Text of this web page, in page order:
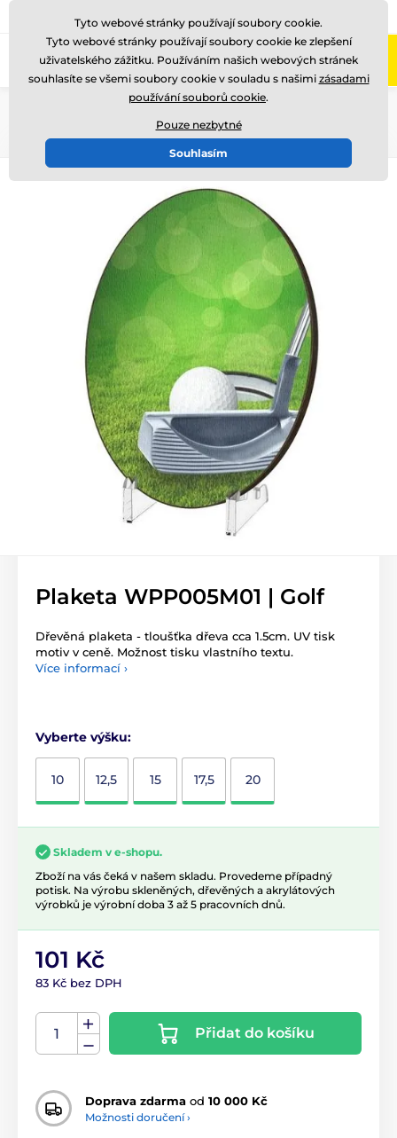
Zavolejte nám (Po-Pá 8-17)
Plaketa WPP005M01 | Golf
Dřevěná plaketa - tloušťka dřeva cca 1.5cm. UV tisk
motiv v ceně. Možnost tisku vlastního textu.
Více informací ›
Vyberte výšku:
10 12,5 15 17,5 20
Skladem v e-shopu.
Zboží na vás čeká v našem skladu. Provedeme případný
potisk. Na výrobu skleněných, dřevěných a akrylátových
výrobků je výrobní doba 3 až 5 pracovních dnů.
101 Kč
83 Kč bez DPH
Přidat do košíku
Doprava zdarma od 10 000 Kč
Možnosti doručení ›
Tyto webové stránky používají soubory cookie.
Tyto webové stránky používají soubory cookie ke zlepšení
uživatelského zážitku. Používáním našich webových stránek
souhlasíte se všemi soubory cookie v souladu s našimi zásadami
používání souborů cookie.
Pouze nezbytné
Souhlasím